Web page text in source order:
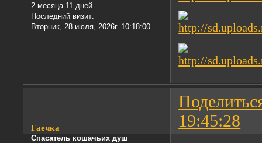
2 месяца 11 дней
Последний визит:
Вторник, 28 июля, 2026г. 10:18:00
19:45:28
Гаечка
Спасатель кошачьих душ